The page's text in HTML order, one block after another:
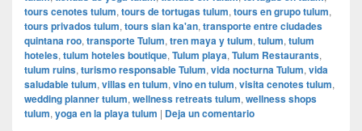
tours cenotes tulum, tours de tortugas tulum, tours en grupo tulum,
tours privados tulum, tours sian ka'an, transporte entre ciudades
quintana roo, transporte Tulum, tren maya y tulum, tulum, tulum
hoteles, tulum hoteles boutique, Tulum playa, Tulum Restaurants,
tulum ruins, turismo responsable Tulum, vida nocturna Tulum, vida
saludable tulum, villas en tulum, vino en tulum, visita cenotes tulum,
wedding planner tulum, wellness retreats tulum, wellness shops
tulum, yoga en la playa tulum | Deja un comentario